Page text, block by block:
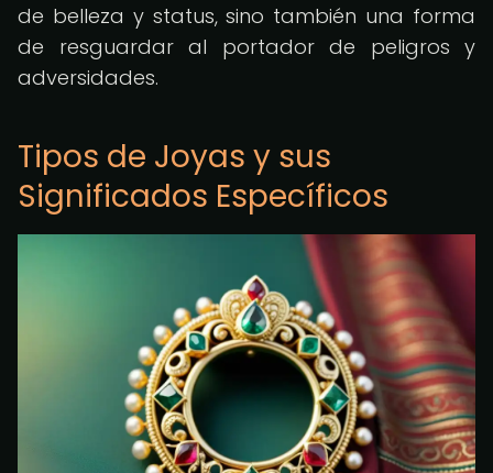
de belleza y status, sino también una forma
de resguardar al portador de peligros y
adversidades.
Tipos de Joyas y sus
Significados Específicos